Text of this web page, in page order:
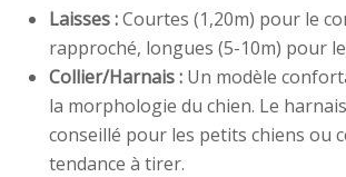
Laisses :Courtes (1,20m) pour le
rapproché, longues (5-10m) pour
Collier/Harnais : Un modèle
la morphologie du chien. Le
conseillé pour les petits chiens ou
tendance à tirer.